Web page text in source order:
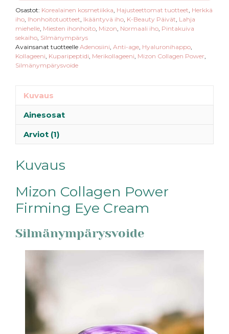
Osastot: Korealainen kosmetiikka, Hajusteettomat tuotteet, Herkkä
iho, Ihonhoitotuotteet, Ikääntyvä iho, K-Beauty Päivät, Lahja
miehelle, Miesten ihonhoito, Mizon, Normaali iho, Pintakuiva
sekaiho, Silmänympärys
Avainsanat tuotteelle Adenosiini, Anti-age, Hyaluronihappo,
Kollageeni, Kuparipeptidi, Merikollageeni, Mizon Collagen Power,
Silmänympärysvoide
Kuvaus
Ainesosat
Arviot (1)
Kuvaus
Mizon Collagen Power
Firming Eye Cream
Silmänympärysvoide